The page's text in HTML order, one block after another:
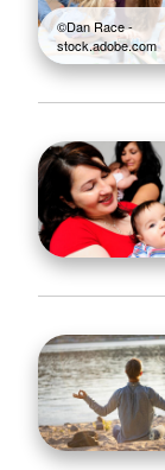
©Dan Race -
stock.adobe.com